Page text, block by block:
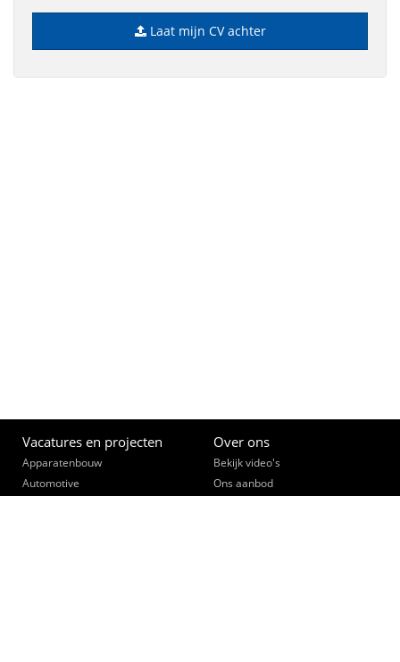
Laat mijn CV achter
Vacatures en projecten
Apparatenbouw
Automotive
Over ons
Bekijk video's
Ons aanbod